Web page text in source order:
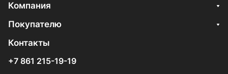
Компания
Покупателю
Контакты
+7 861 215-19-19